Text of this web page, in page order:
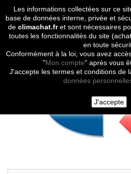
Les informations collectées sur ce
base de données interne, privée et
de climachat.fret sont nécessaires
toutes les fonctionnalités du site
en toute
Conformément à la loi, vous avez
"Mon compte" après vous
J'accepte les termes et conditions de
données
J'accepte